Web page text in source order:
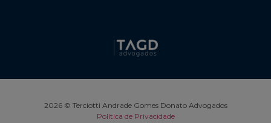
2026 © Terciotti Andrade Gomes Donato Advogados
Política de Privacidade